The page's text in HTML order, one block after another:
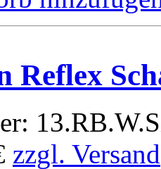
Reflex
zzgl. Versand